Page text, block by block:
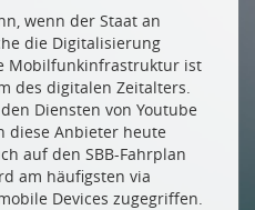
wenn der Staat an
die Digitalisierung
Mobilfunkinfrastruktur ist
des digitalen Zeitalters.
Diensten von Youtube
diese Anbieter heute
auf den SBB-Fahrplan
am häufigsten via
Devices zugegriffen.